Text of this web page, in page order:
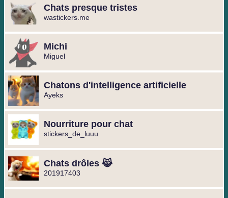
Chats presque tristes
wastickers.me
Michi
Miguel ️
Chatons d'intelligence artificielle
Ayeks
Nourriture pour chat
stickers_de_luuu
Chats drôles 😹
201917403